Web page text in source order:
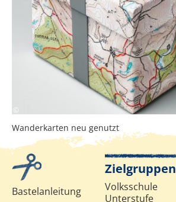
©
Wanderkarten neu genutzt
Infos zur Methode
Bastelanleitung
Zielgruppen
Volksschule
Unterstufe